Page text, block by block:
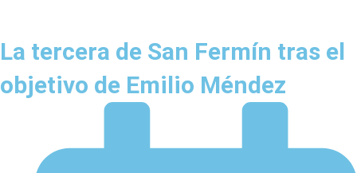
La tercera de San Fermín tras el
objetivo de Emilio Méndez